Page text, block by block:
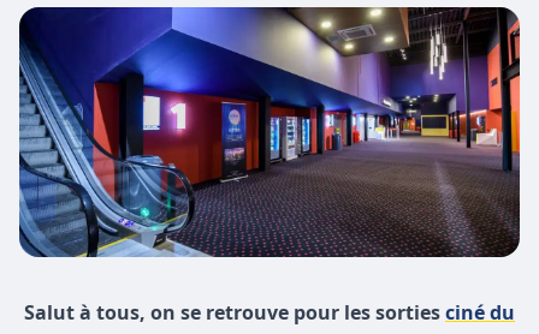
Salut à tous, on se retrouve pour les sorties ciné du